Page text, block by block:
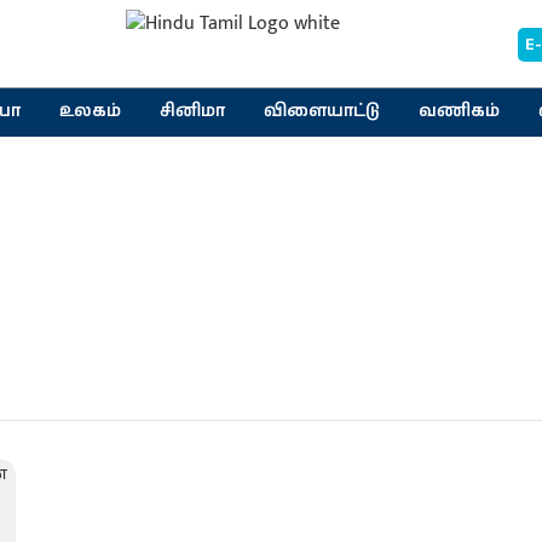
உலகம் சினிமா விளையாட்டு வணிகம்